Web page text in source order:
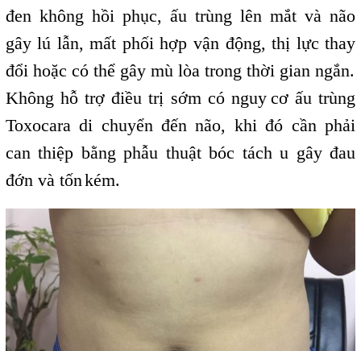
đen không hồi phục, ấu trùng lên mắt và não
gây lú lẫn, mất phối hợp vận động, thị lực thay
đổi hoặc có thể gây mù lòa trong thời gian ngắn.
Không hỗ trợ điều trị sớm có nguy, cơ ấu trùng
Toxocara di chuyển đến não, khi đó cần phải
can thiệp bằng phẫu thuật bóc tách u gây đau
đớn và tốn,kém.